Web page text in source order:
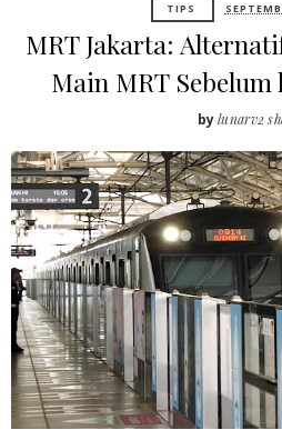
TIPS
MRT Jakarta:
Main MRT
bylunarv2